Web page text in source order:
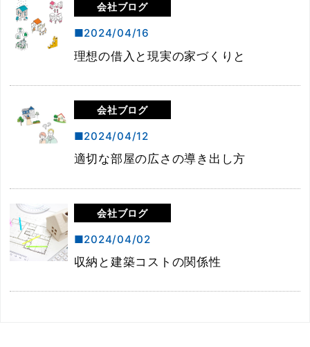
会社ブログ
2024/04/16
理想の借入と現実の家づくりと
会社ブログ
2024/04/12
適切な部屋の広さの導き出し方
会社ブログ
2024/04/02
収納と建築コストの関係性